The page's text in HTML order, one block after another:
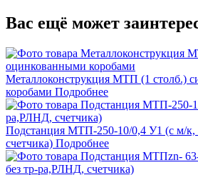
Вас ещё может
Металлоконструкция МТП (1 столб.)
коробами Подробнее
Подстанция МТП-250-10/0,4 У1 (с м/к,
счетчика) Подробнее